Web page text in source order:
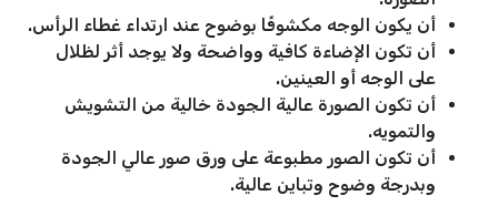
أن يكون الوجه مكشوفًا بوضوح عند ارتداء غطاء الرأس.
أن تكون الإضاءة كافية وواضحة ولا يوجد أثر لظلال
على الوجه أو العينين.
أن تكون الصورة عالية الجودة خالية من التشويش
والتمويه.
أن تكون الصور مطبوعة على ورق صور عالي الجودة
وبدرجة وضوح وتباين عالية.